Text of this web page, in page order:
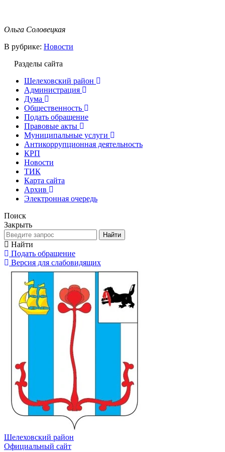
Ольга Соловецкая
В рубрике: Новости
Разделы сайта
Шелеховский район
Администрация
Дума
Общественность
Подать обращение
Правовые акты
Муниципальные услуги
Антикоррупционная деятельность
КРП
Новости
ТИК
Карта сайта
Архив
Электронная очередь
Поиск
Закрыть
Найти
Найти
Подать обращение
Версия для слабовидящих
Шелеховский район
Официальный сайт